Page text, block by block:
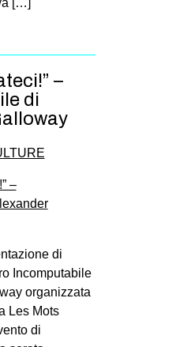
[…]
–
di
di
Incomputabile
organizzata
Les Mots
di